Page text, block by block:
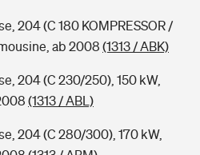
204 (C 180 KOMPRESSOR /
ab 2008 (1313 / ABK)
204 (C 230/250), 150 kW,
(1313 / ABL)
204 (C 280/300), 170 kW,